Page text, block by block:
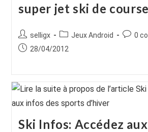
super jet ski de course
Auteur/autrice
de
selligx
Post
category:
Jeux Android
0
Publication
28/04/2012
Ski Infos: Accédez